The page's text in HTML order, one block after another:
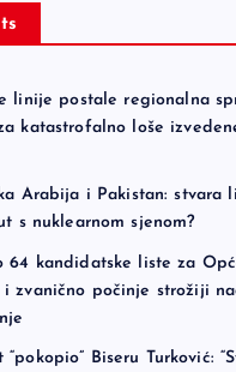
linije postale regionalna
katastrofalno loše
Arabija i Pakistan: stvara
s nuklearnom sjenom?
64 kandidatske liste za
zvanično počinje strožiji
Biseru Turković: